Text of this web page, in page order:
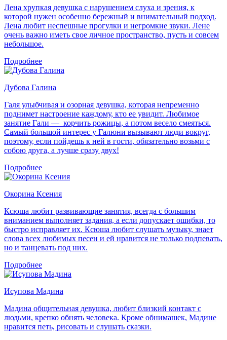
Лена хрупкая девушка с нарушением слуха и зрения, к
которой нужен особенно бережный и внимательный подход.
Лена любит неспешные прогулки и негромкие звуки. Лене
очень важно иметь свое личное пространство, пусть и совсем
небольшое.
Подробнее
Дубова Галина
Галя улыбчивая и озорная девушка, которая непременно
поднимет настроение каждому, кто ее увидит. Любимое
занятие Гали — корчить рожицы, а потом весело смеяться.
Самый большой интерес у Галюни вызывают люди вокруг,
поэтому, если пойдешь к ней в гости, обязательно возьми с
собою друга, а лучше сразу двух!
Подробнее
Окорина Ксения
Ксюша любит развивающие занятия, всегда с большим
вниманием выполняет задания, а если допускает ошибки, то
быстро исправляет их. Ксюша любит слушать музыку, знает
слова всех любимых песен и ей нравится не только подпевать,
но и танцевать под них.
Подробнее
Исупова Мадина
Мадина общительная девушка, любит близкий контакт с
людьми, крепко обнять человека. Кроме обнимашек, Мадине
нравится петь, рисовать и слушать сказки.